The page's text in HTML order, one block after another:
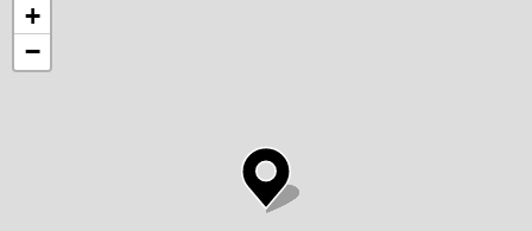
+
−